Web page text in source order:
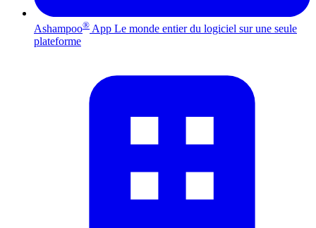
Ashampoo® App Le monde entier du logiciel sur une seule
plateforme